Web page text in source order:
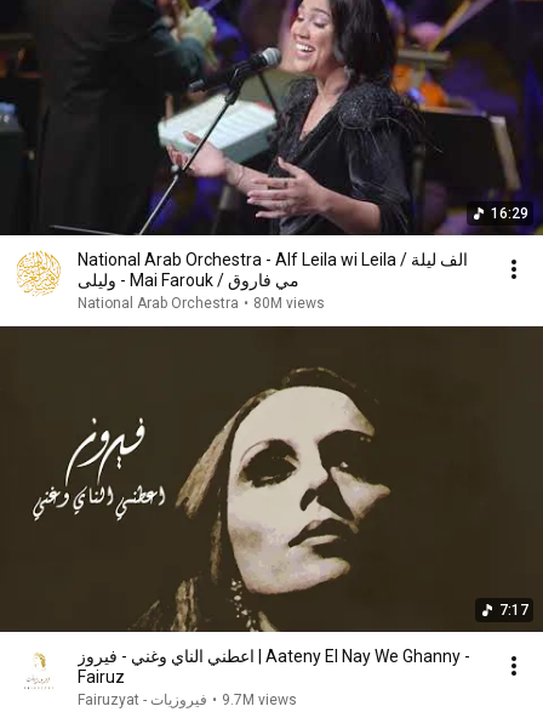
16:29
National Arab Orchestra - Alf Leila wi Leila / الف ليلة
وليلى - Mai Farouk / مي فاروق
National Arab Orchestra • 80M views
7:17
اعطني الناي وغني - فيروز | Aateny El Nay We Ghanny -
Fairuz
Fairuzyat - فيروزيات • 9.7M views